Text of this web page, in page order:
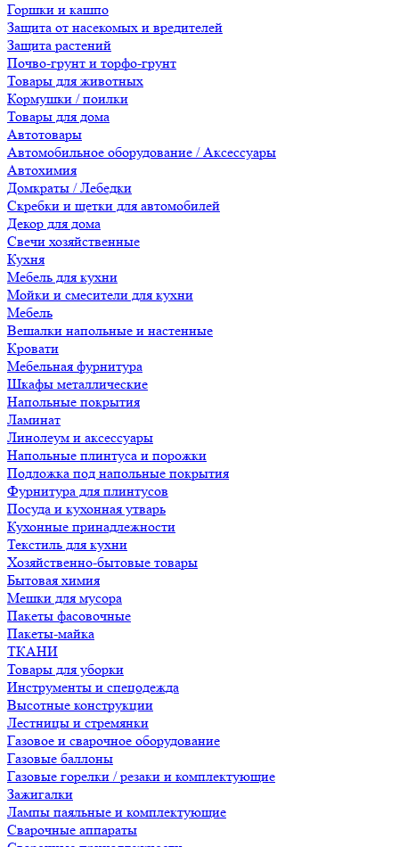
Горшки и кашпо
Защита от насекомых и вредителей
Защита растений
Почво-грунт и торфо-грунт
Товары для животных
Кормушки / поилки
Товары для дома
Автотовары
Автомобильное оборудование / Аксессуары
Автохимия
Домкраты / Лебедки
Скребки и щетки для автомобилей
Декор для дома
Свечи хозяйственные
Кухня
Мебель для кухни
Мойки и смесители для кухни
Мебель
Вешалки напольные и настенные
Кровати
Мебельная фурнитура
Шкафы металлические
Напольные покрытия
Ламинат
Линолеум и аксессуары
Напольные плинтуса и порожки
Подложка под напольные покрытия
Фурнитура для плинтусов
Посуда и кухонная утварь
Кухонные принадлежности
Текстиль для кухни
Хозяйственно-бытовые товары
Бытовая химия
Мешки для мусора
Пакеты фасовочные
Пакеты-майка
ТКАНИ
Товары для уборки
Инструменты и спецодежда
Высотные конструкции
Лестницы и стремянки
Газовое и сварочное оборудование
Газовые баллоны
Газовые горелки / резаки и комплектующие
Зажигалки
Лампы паяльные и комплектующие
Сварочные аппараты